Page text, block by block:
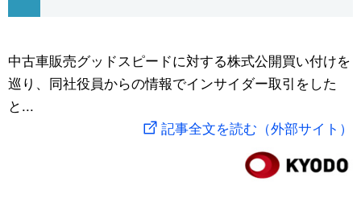
社会
文化
旅と暮らし
動画/Live
科学・技術
暮らし
中古車販売グッドスピードに対する株式公開買い付けを
巡り、同社役員からの情報でインサイダー取引をした
と...
記事全文を読む（外部サイト）